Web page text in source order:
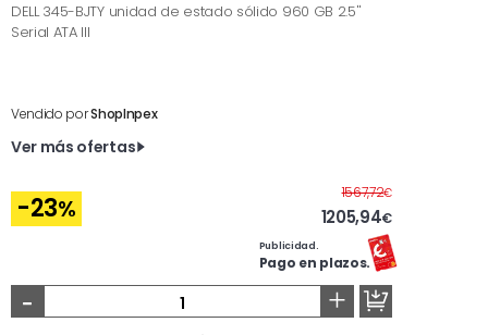
DELL 345-BJTY unidad de estado sólido 960 GB 2.5''
Serial ATA III
Vendido porShopInpex
Ver más ofertas
-23%
1567,72€Antes
1205,94€
Publicidad.
Pago en plazos.
- +